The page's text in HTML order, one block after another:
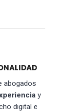
abogados
y
digital e